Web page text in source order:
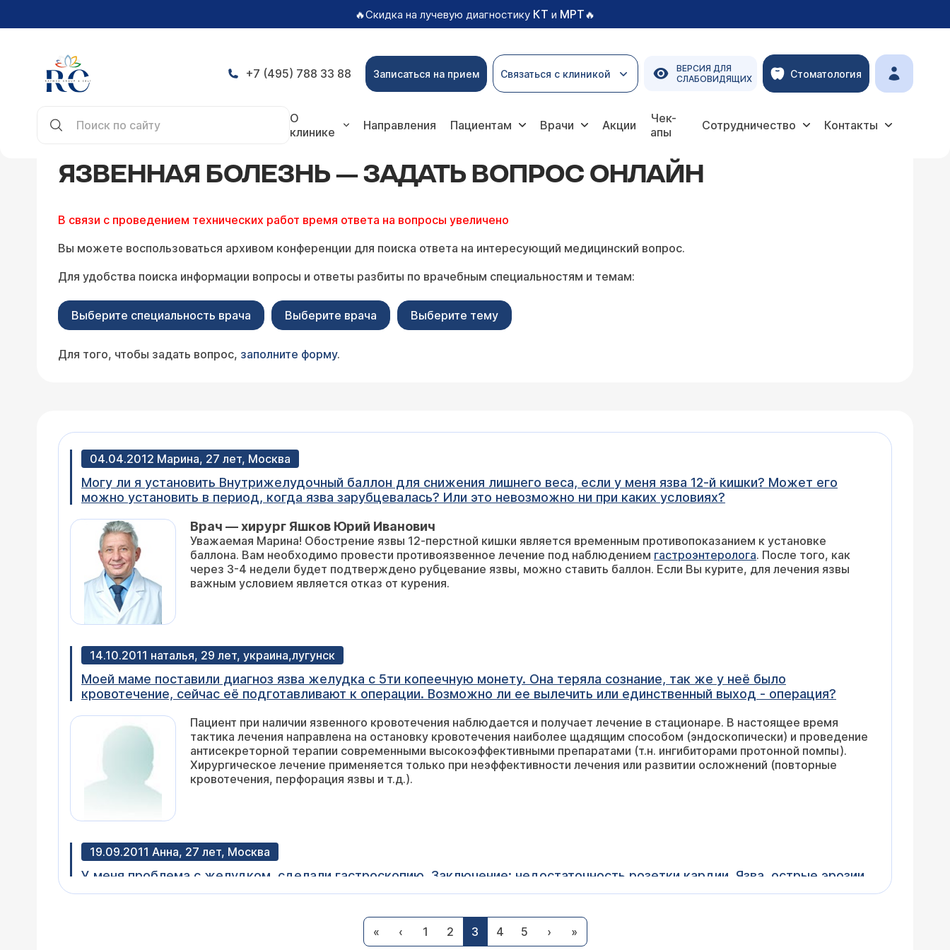
🔥Скидка на лучевую диагностику КТ и МРТ🔥
+7 (495) 788 33 88 Записаться на прием Связаться с клиникой
ВЕРСИЯ ДЛЯ
СЛАБОВИДЯЩИХ
Стоматология
О
клинике
Направления Пациентам Врачи Акции
Чек-
апы
Сотрудничество Контакты
ЯЗВЕННАЯ БОЛЕЗНЬ — ЗАДАТЬ ВОПРОС ОНЛАЙН
В связи с проведением технических работ время ответа на вопросы увеличено
Вы можете воспользоваться архивом конференции для поиска ответа на интересующий медицинский вопрос.
Для удобства поиска информации вопросы и ответы разбиты по врачебным специальностям и темам:
Выберите специальность врача Выберите врача Выберите тему
Для того, чтобы задать вопрос, заполните форму.
04.04.2012 Марина, 27 лет, Москва
Могу ли я установить Внутрижелудочный баллон для снижения лишнего веса, если у меня язва 12-й кишки? Может его
можно установить в период, когда язва зарубцевалась? Или это невозможно ни при каких условиях?
Врач — хирург Яшков Юрий Иванович
Уважаемая Марина! Обострение язвы 12-перстной кишки является временным противопоказанием к установке
баллона. Вам необходимо провести противоязвенное лечение под наблюдением гастроэнтеролога. После того, как
через 3-4 недели будет подтверждено рубцевание язвы, можно ставить баллон. Если Вы курите, для лечения язвы
важным условием является отказ от курения.
14.10.2011 наталья, 29 лет, украина,лугунск
Моей маме поставили диагноз язва желудка с 5ти копеечную монету. Она теряла сознание, так же у неё было
кровотечение, сейчас её подготавливают к операции. Возможно ли ее вылечить или единственный выход - операция?
Пациент при наличии язвенного кровотечения наблюдается и получает лечение в стационаре. В настоящее время
тактика лечения направлена на остановку кровотечения наиболее щадящим способом (эндоскопически) и проведение
антисекреторной терапии современными высокоэффективными препаратами (т.н. ингибиторами протонной помпы).
Хирургическое лечение применяется только при неэффективности лечения или развитии осложнений (повторные
кровотечения, перфорация язвы и т.д.).
19.09.2011 Анна, 27 лет, Москва
У меня проблема с желудком, сделали гастроскопию. Заключение: недостаточность розетки кардии. Язва, острые эрозии
выходного отдела желудка. Картина антрального гастрита. Гиперацидное состояние. pH2. Хелпил тест на хеликобактер
Уважаемая Анна, ваш вопрос некорректен. Лечение заочно не назначается. Вам надо обратиться для назначения
терапии к гастроэнтерологу очно. Лечиться надо обязательно, в схему лечения должны быть включены препараты для
эрадикации (уничтожения) хеликобактерной инфекции.
« ‹ 1 2 3 4 5 › »